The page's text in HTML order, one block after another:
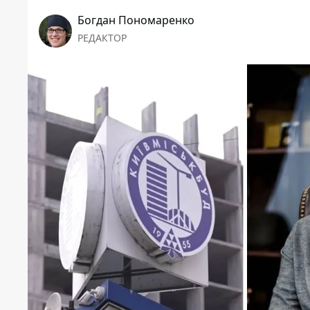
Богдан Пономаренко
РЕДАКТОР